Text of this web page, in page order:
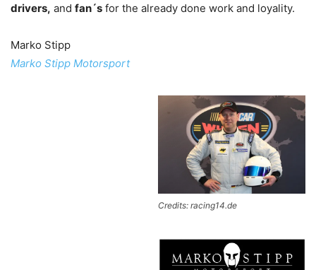
drivers, and fan´s for the already done work and loyality.
Marko Stipp
Marko Stipp Motorsport
Credits: racing14.de